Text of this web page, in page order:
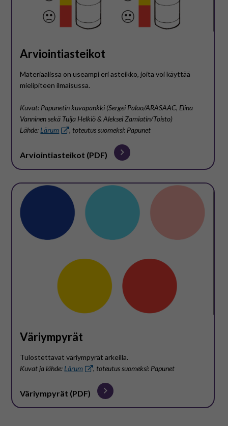
Arviointiasteikot
Materiaalissa on useampi eri asteikko, joita voi käyttää
mielipiteen ilmaisussa.
Kuvat: Papunetin kuvapankki (Sergei Palao/ARASAAC, Elina
Vanninen sekä Tuija Helkiö & Aleksei Zamiatin/Toisto)
Lähde: Lärum , toteutus suomeksi: Papunet
Arviointiasteikot (PDF)
Väriympyrät
Tulostettavat väriympyrät arkeilla.
Kuvat ja lähde: Lärum , toteutus suomeksi: Papunet
Väriympyrät (PDF)